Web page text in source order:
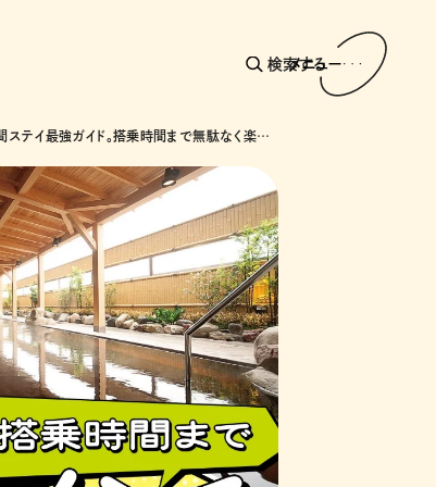
検索する
メニュー
新千歳空港で3時間ステイ最強ガイド。搭乗時間まで無駄なく楽しむための３プラン